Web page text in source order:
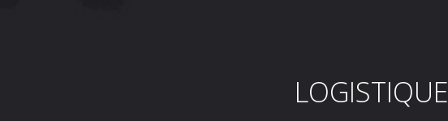
LOGISTIQUE